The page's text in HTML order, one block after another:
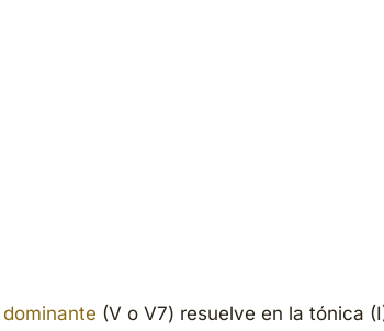
dominante (V o V7) resuelve en la tónica